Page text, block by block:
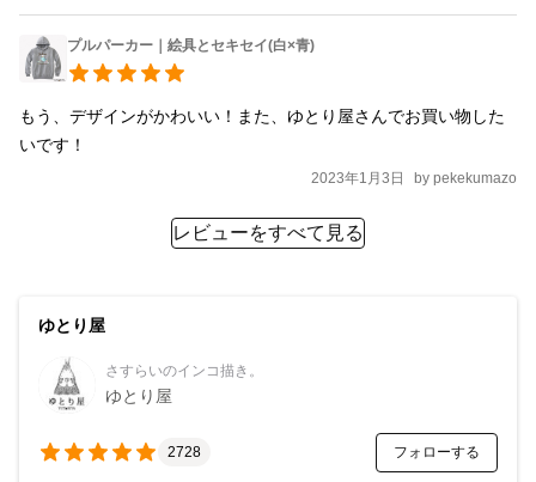
プルパーカー｜絵具とセキセイ(白×青)
もう、デザインがかわいい！また、ゆとり屋さんでお買い物した
いです！
2023年1月3日 by pekekumazo
レビューをすべて見る
ゆとり屋
さすらいのインコ描き。
ゆとり屋
2728 フォローする